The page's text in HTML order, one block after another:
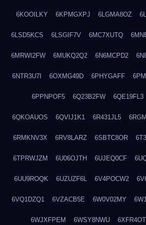
6KOOILKY 6KPMGXPJ 6LGMA8OZ
6LSD5KCS 6LSGIF7V 6MC7XUTQ
6MRWI2FW 6MUKQ2Q2 6N6MCPD2
6NTR3U7I 6OXMG49D 6PHYGAFF
6PPNPOF5 6Q23B2FW 6QE19FL3
6QKOAUOS 6QVIJ1K1 6R431JL5
6RMKNV3X 6RV8LARZ 6SBTC8OR
6TPRWJZM 6U06OJTH 6UJEQ0CF
6UU9ROQK 6UZUZF6L 6V4POCW2
6VQ1DZQ1 6VZACB5E 6W0V02MY
6WJXFPEM 6WSY8NWU